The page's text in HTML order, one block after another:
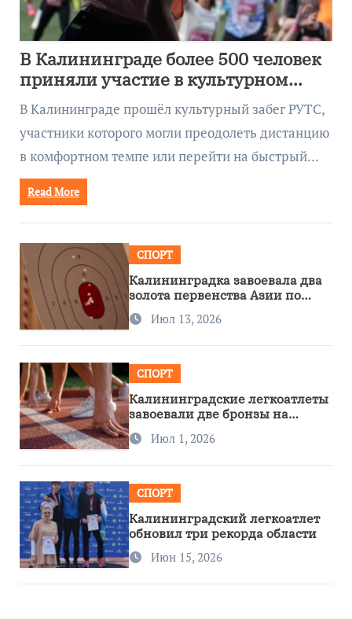
В Калининграде более 500 человек
приняли участие в культурном
забеге
В Калининграде прошёл культурный забег РУТС,
участники которого могли преодолеть дистанцию
в комфортном темпе или перейти на быстрый…
Read More
СПОРТ
Калининградка завоевала два
золота первенства Азии по
метанию ножа
Июл 13, 2026
СПОРТ
Калининградские легкоатлеты
завоевали две бронзы на
первенстве России
Июл 1, 2026
СПОРТ
Калининградский легкоатлет
обновил три рекорда области
Июн 15, 2026